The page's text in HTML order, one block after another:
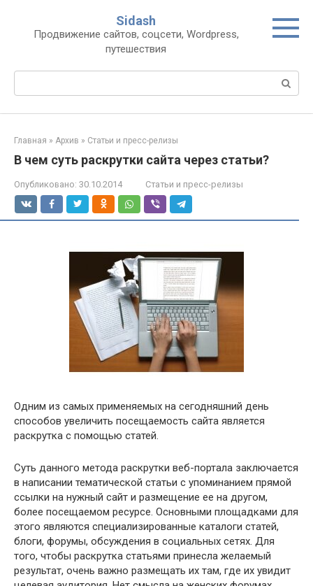
контенту
Sidash
Продвижение сайтов, соцсети, Wordpress,
путешествия
Главная » Архив » Статьи и пресс-релизы
В чем суть раскрутки сайта через статьи?
Опубликовано: 30.10.2014 Статьи и пресс-релизы
Одним из самых применяемых на сегодняшний день
способов увеличить посещаемость сайта является
раскрутка с помощью статей.
Суть данного метода раскрутки веб-портала заключается
в написании тематической статьи с упоминанием прямой
ссылки на нужный сайт и размещение ее на другом,
более посещаемом ресурсе. Основными площадками для
этого являются специализированные каталоги статей,
блоги, форумы, обсуждения в социальных сетях. Для
того, чтобы раскрутка статьями принесла желаемый
результат, очень важно размещать их там, где их увидит